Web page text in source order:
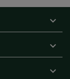


